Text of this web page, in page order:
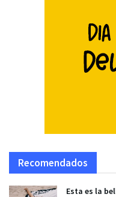
Recomendados
Esta es la